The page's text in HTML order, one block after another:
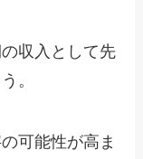
収入として先
。
可能性が高ま